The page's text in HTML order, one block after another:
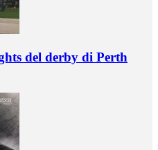
del derby di Perth